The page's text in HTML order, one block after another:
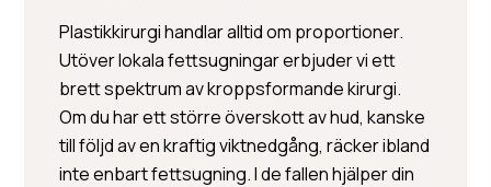
Plastikkirurgi handlar alltid om proportioner.
Utöver lokala fettsugningar erbjuder vi ett
brett spektrum av kroppsformande kirurgi.
Om du har ett större överskott av hud, kanske
till följd av en kraftig viktnedgång, räcker ibland
inte enbart fettsugning. I de fallen hjälper din